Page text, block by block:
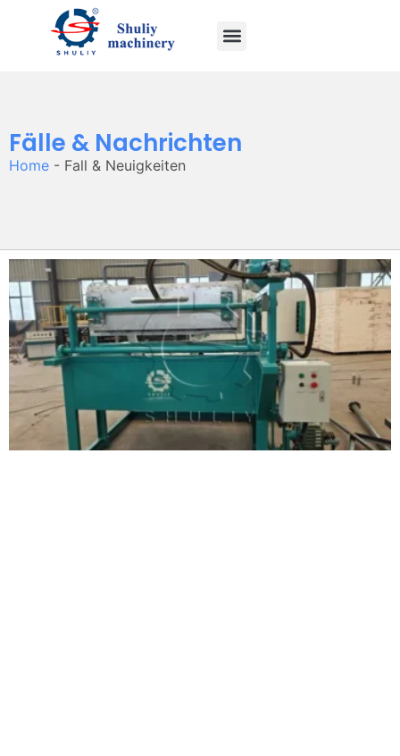
Fälle & Nachrichten
Home - Fall & Neuigkeiten